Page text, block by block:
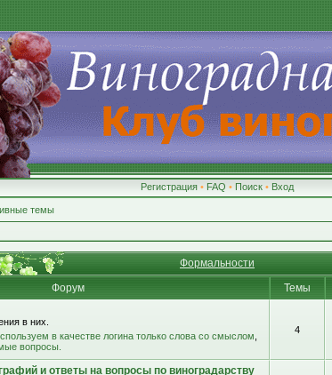
Регистрация • FAQ • Поиск • Вход
темы
Формальности
Форум
Темы
в них.
в качестве логина только слова со смыслом
вопросы.
4
и ответы на вопросы по виноградарству